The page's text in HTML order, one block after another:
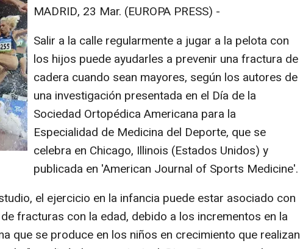
MADRID, 23 Mar. (EUROPA PRESS) -
Salir a la calle regularmente a jugar a la pelota con
los hijos puede ayudarles a prevenir una fractura de
cadera cuando sean mayores, según los autores de
una investigación presentada en el Día de la
Sociedad Ortopédica Americana para la
Especialidad de Medicina del Deporte, que se
celebra en Chicago, Illinois (Estados Unidos) y
publicada en 'American Journal of Sports Medicine'.
el ejercicio en la infancia puede estar asociado con
fracturas con la edad, debido a los incrementos en la
que se produce en los niños en crecimiento que realizan